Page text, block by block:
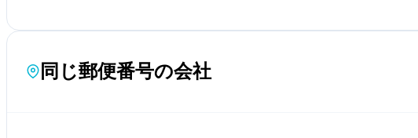
同じ郵便番号の会社